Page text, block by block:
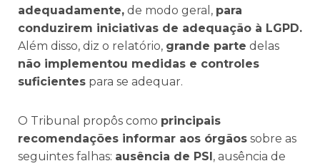
adequadamente, de modo geral, para
conduzirem iniciativas de adequação à LGPD.
Além disso, diz o relatório, grande parte delas
não implementou medidas e controles
suficientes para se adequar.
O Tribunal propôs como principais
recomendações informar aos órgãos sobre as
seguintes falhas: ausência de PSI, ausência de